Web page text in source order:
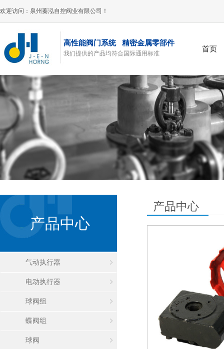
欢迎访问：泉州蓁泓自控阀业有限公司！
高性能阀门系统 精密金属零部件
我们提供的产品均符合国际通用标准
首页
风阀
产品中心
气动执行器
电动执行器
球阀组
蝶阀组
球阀
产品中心